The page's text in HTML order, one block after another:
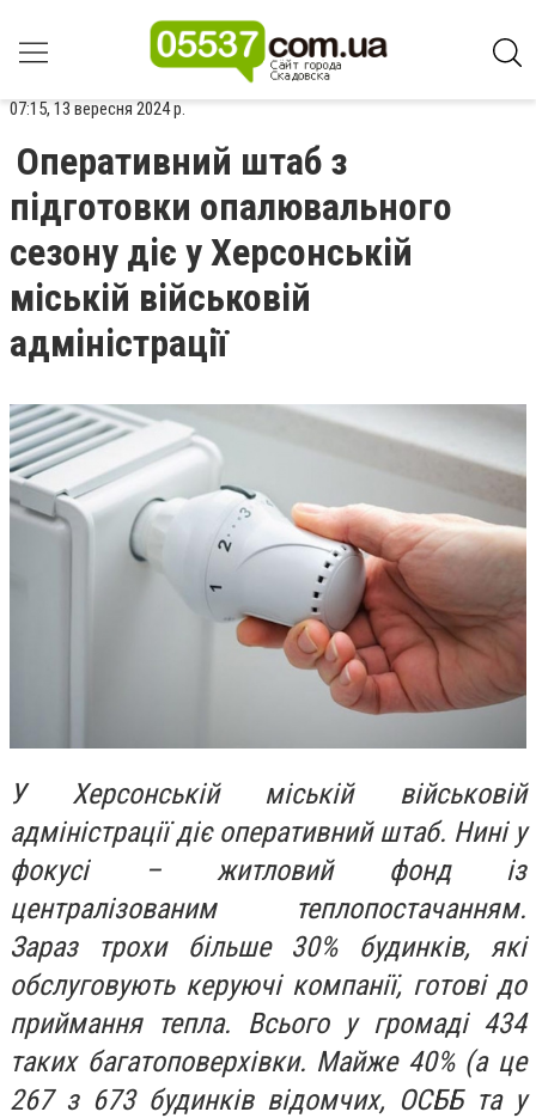
07:15, 13 вересня 2024 р.
Оперативний штаб з
підготовки опалювального
сезону діє у Херсонській
міській військовій
адміністрації
У Херсонській міській військовій
адміністрації діє оперативний штаб. Нині у
фокусі – житловий фонд із
централізованим теплопостачанням.
Зараз трохи більше 30% будинків, які
обслуговують керуючі компанії, готові до
приймання тепла. Всього у громаді 434
таких багатоповерхівки. Майже 40% (а це
267 з 673 будинків відомчих, ОСББ та у